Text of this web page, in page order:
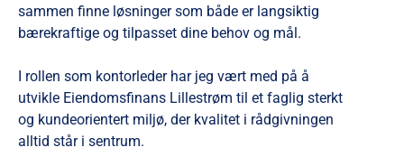
sammen finne løsninger som både er langsiktig
bærekraftige og tilpasset dine behov og mål.
I rollen som kontorleder har jeg vært med på å
utvikle Eiendomsfinans Lillestrøm til et faglig sterkt
og kundeorientert miljø, der kvalitet i rådgivningen
alltid står i sentrum.